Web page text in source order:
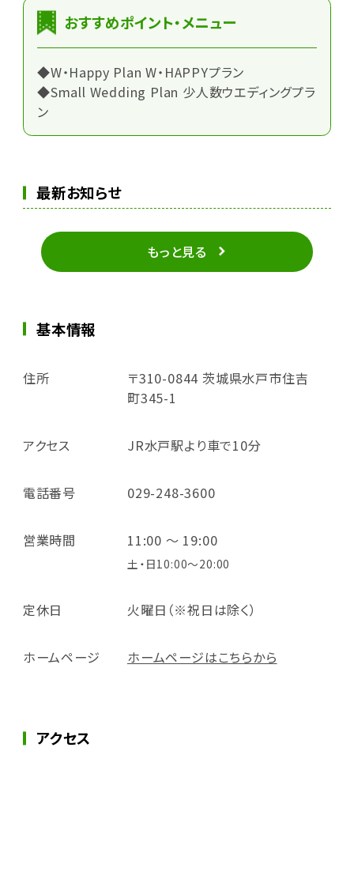
おすすめポイント・メニュー
◆W・Happy Plan W・HAPPYプラン
◆Small Wedding Plan 少人数ウエディングプラ
ン
最新お知らせ
もっと見る
基本情報
住所
〒310-0844 茨城県水戸市住吉
町345-1
アクセス JR水戸駅より車で10分
電話番号 029-248-3600
営業時間 11:00 ～ 19:00
土・日10:00～20:00
定休日 火曜日（※祝日は除く）
ホームページ ホームページはこちらから
アクセス